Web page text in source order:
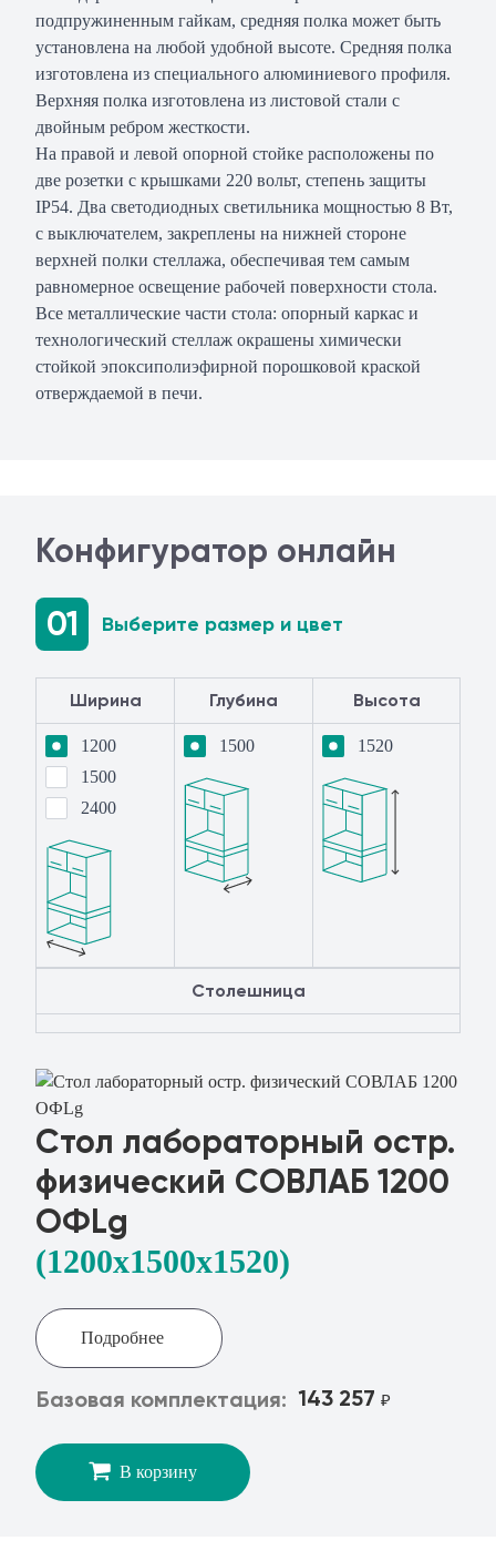
подпружиненным гайкам, средняя полка может быть
установлена на любой удобной высоте. Средняя полка
изготовлена из специального алюминиевого профиля.
Верхняя полка изготовлена из листовой стали с
двойным ребром жесткости.
На правой и левой опорной стойке расположены по
две розетки с крышками 220 вольт, степень защиты
IP54. Два светодиодных светильника мощностью 8 Вт,
с выключателем, закреплены на нижней стороне
верхней полки стеллажа, обеспечивая тем самым
равномерное освещение рабочей поверхности стола.
Все металлические части стола: опорный каркас и
технологический стеллаж окрашены химически
стойкой эпоксиполиэфирной порошковой краской
отверждаемой в печи.
Конфигуратор онлайн
Стол лабораторный остр.
физический СОВЛАБ 1200
ОФLg
(1200x1500х1520)
Подробнее
Базовая комплектация: 143 257 ₽
В корзину
01 Выберите размер и цвет
Ширина Глубина Высота
1200
1500
2400
1500 1520
Столешница